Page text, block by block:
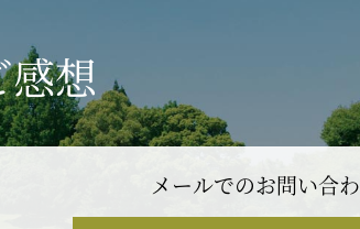
感想
メールでのお問い合